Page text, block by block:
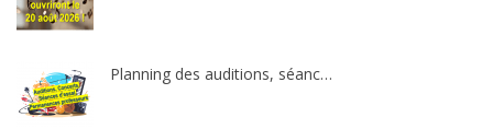
Planning des auditions, séances d’essais et permanences professeurs